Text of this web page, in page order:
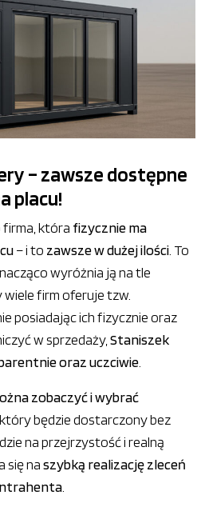
– zawsze dostępne
placu!
która fizycznie ma
– i to zawsze w dużej ilości. To
wyróżnia ją na tle
wiele firm oferuje tzw.
posiadając ich fizycznie oraz
w sprzedaży,Staniszek
oraz uczciwie.
zobaczyć i wybrać
będzie dostarczony bez
na przejrzystość i realną
się naszybką realizację zleceń
.